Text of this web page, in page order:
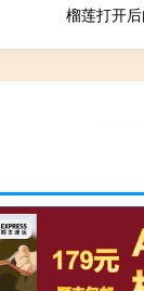
榴莲打开